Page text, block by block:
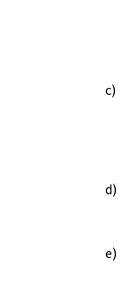
c)
d)
e)